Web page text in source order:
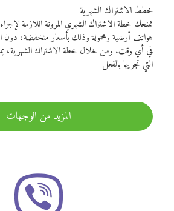
خطط الاشتراك الشهرية
تمنحك خطة الاشتراك الشهري المرونة اللازمة
هواتف أرضية ومحمولة وذلك بأسعار منخفضة، دون
في أي وقت. ومن خلال خطة الاشتراك الشهرية،
التي تجريها بالفعل
المزيد من الوجهات